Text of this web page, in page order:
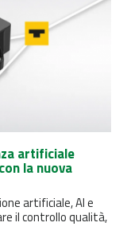
artificiale
la nuova
artificiale, AI e
il controllo qualità,